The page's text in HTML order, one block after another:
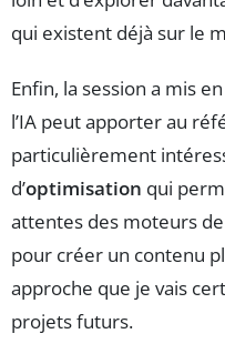
qui existent déjà sur le
Enfin, la session a mis
l’IA peut apporter au
particulièrement
d’optimisation qui
attentes des moteurs de
pour créer un contenu
approche que je vais
projets futurs.